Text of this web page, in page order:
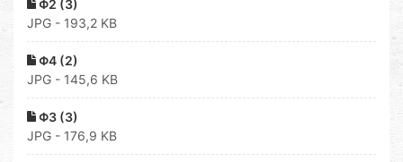
Φ2 (3)
JPG - 193,2 KB
Φ4 (2)
JPG - 145,6 KB
Φ3 (3)
JPG - 176,9 KB